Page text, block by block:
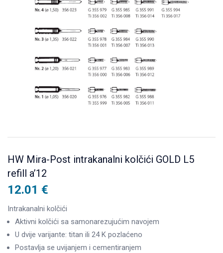
Remember me Lost password?
HW Mira-Post intrakanalni kolčići GOLD L5
refill a’12
12.01 €
Intrakanalni kolčići
Aktivni kolčići sa samonarezujućim navojem
U dvije varijante: titan ili 24 K pozlaćeno
Postavlja se uvijanjem i cementiranjem